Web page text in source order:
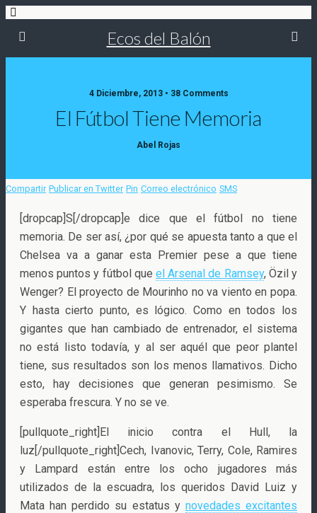
Ecos del Balón
4 Diciembre, 2013 • 38 Comments
El Fútbol Tiene Memoria
Abel Rojas
Compartir Publicar en Twitter Pin Correo electrónico SMS
[dropcap]S[/dropcap]e dice que el fútbol no tiene
memoria. De ser así, ¿por qué se apuesta tanto a que el
Chelsea va a ganar esta Premier pese a que tiene
menos puntos y fútbol que el Arsenal de Ramsey, Özil y
Wenger? El proyecto de Mourinho no va viento en popa.
Y hasta cierto punto, es lógico. Como en todos los
gigantes que han cambiado de entrenador, el sistema
no está listo todavía, y al ser aquél que peor plantel
tiene, sus resultados son los menos llamativos. Dicho
esto, hay decisiones que generan pesimismo. Se
esperaba frescura. Y no se ve.
[pullquote_right]El inicio contra el Hull, la
luz[/pullquote_right]Cech, Ivanovic, Terry, Cole, Ramires
y Lampard están entre los ocho jugadores más
utilizados de la escuadra, los queridos David Luiz y
Mata han perdido su estatus y novedades excitantes